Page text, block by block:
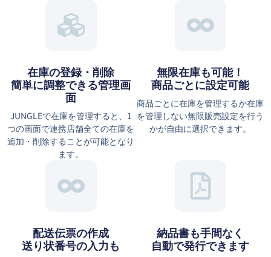
在庫の登録・削除
簡単に調整できる管理画
面
JUNGLEで在庫を管理すると、1
つの画面で連携店舗全ての在庫を
追加・削除することが可能となり
ます。
無限在庫も可能！
商品ごとに設定可能
商品ごとに在庫を管理するか在庫
を管理しない無限販売設定を行う
かが自由に選択できます。
配送伝票の作成
送り状番号の入力も
納品書も手間なく
自動で発行できます